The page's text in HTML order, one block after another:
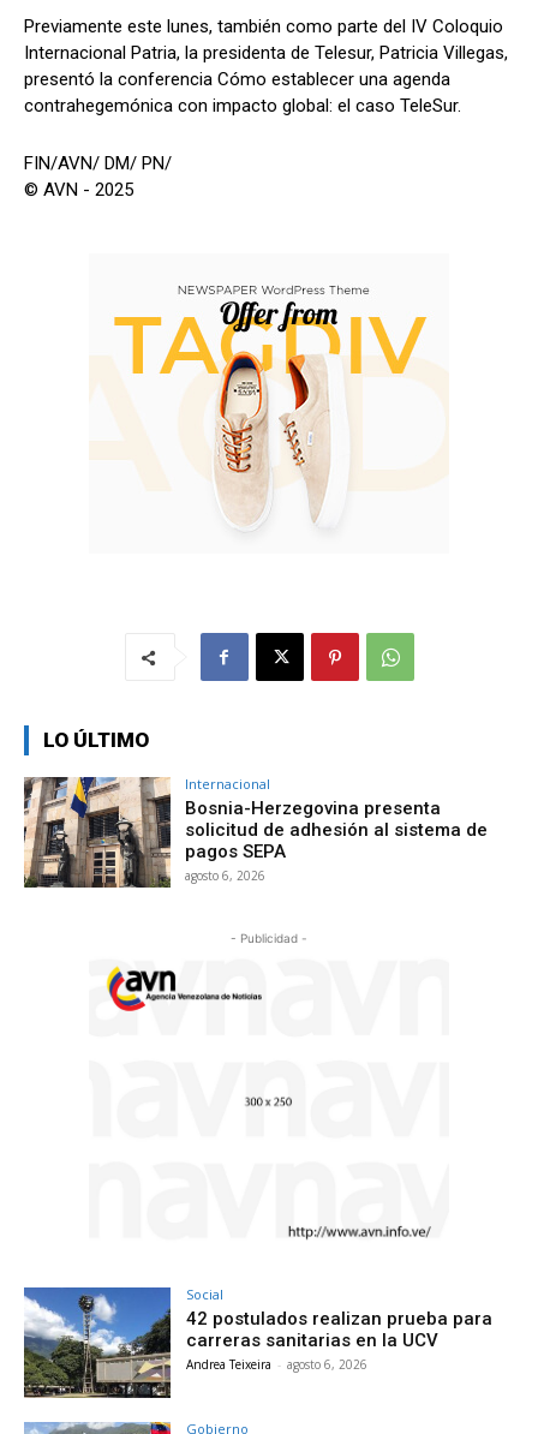
Previamente este lunes, también como parte del IV Coloquio
Internacional Patria, la presidenta de Telesur, Patricia Villegas,
presentó la conferencia Cómo establecer una agenda
contrahegemónica con impacto global: el caso TeleSur.
FIN/AVN/ DM/ PN/
© AVN - 2025
LO ÚLTIMO
Internacional
Bosnia-Herzegovina presenta
solicitud de adhesión al sistema de
pagos SEPA
agosto 6, 2026
- Publicidad -
Social
42 postulados realizan prueba para
carreras sanitarias en la UCV
Andrea Teixeira - agosto 6, 2026
Gobierno